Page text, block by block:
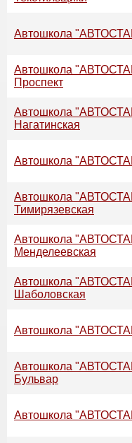
Автошкола
Автошкола
Проспект
Автошкола
Нагатинская
Автошкола
Автошкола
Тимирязевская
Автошкола
Менделеевская
Автошкола
Шаболовская
Автошкола
Автошкола
Бульвар
Автошкола